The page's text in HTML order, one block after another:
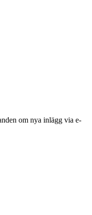
om nya inlägg via e-